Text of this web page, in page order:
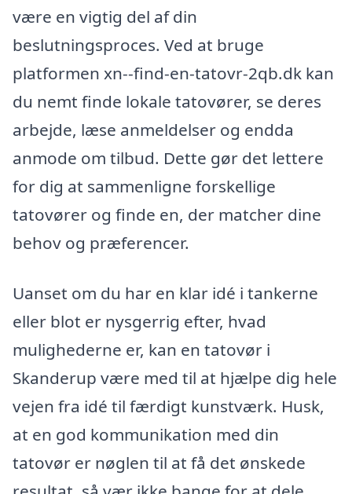
være en vigtig del af din
beslutningsproces. Ved at bruge
platformen xn--find-en-tatovr-2qb.dk kan
du nemt finde lokale tatovører, se deres
arbejde, læse anmeldelser og endda
anmode om tilbud. Dette gør det lettere
for dig at sammenligne forskellige
tatovører og finde en, der matcher dine
behov og præferencer.
Uanset om du har en klar idé i tankerne
eller blot er nysgerrig efter, hvad
mulighederne er, kan en tatovør i
Skanderup være med til at hjælpe dig hele
vejen fra idé til færdigt kunstværk. Husk,
at en god kommunikation med din
tatovør er nøglen til at få det ønskede